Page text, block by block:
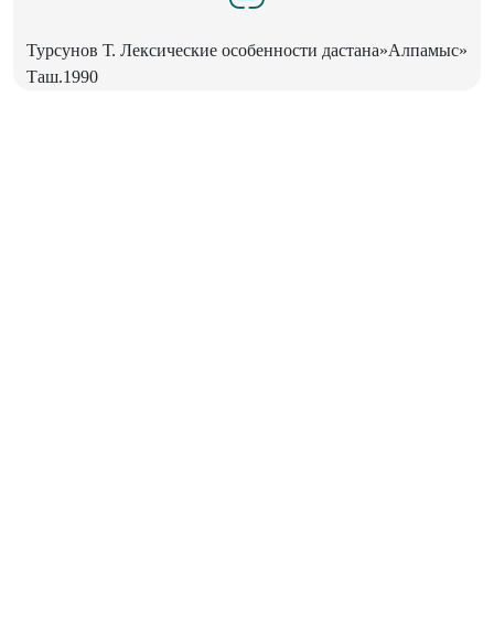
Турсунов Т. Лексические особенности дастана»Алпамыс»
Таш.1990